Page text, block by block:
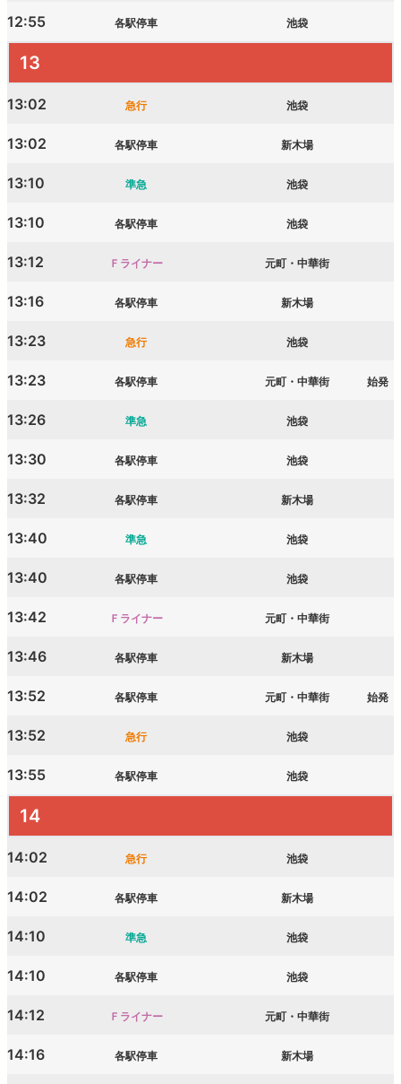
12:55 各駅停車 池袋
13
13:02 急行 池袋
13:02 各駅停車 新木場
13:10 準急 池袋
13:10 各駅停車 池袋
13:12 Ｆライナー 元町・中華街
13:16 各駅停車 新木場
13:23 急行 池袋
13:23 各駅停車 元町・中華街 始発
13:26 準急 池袋
13:30 各駅停車 池袋
13:32 各駅停車 新木場
13:40 準急 池袋
13:40 各駅停車 池袋
13:42 Ｆライナー 元町・中華街
13:46 各駅停車 新木場
13:52 各駅停車 元町・中華街 始発
13:52 急行 池袋
13:55 各駅停車 池袋
14
14:02 急行 池袋
14:02 各駅停車 新木場
14:10 準急 池袋
14:10 各駅停車 池袋
14:12 Ｆライナー 元町・中華街
14:16 各駅停車 新木場